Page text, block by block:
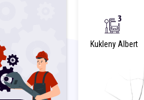
Kukleny Albert